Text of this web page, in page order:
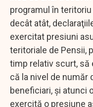
programul în
decât atât,
exercitat presiuni
teritoriale de Pensii,
timp relativ scurt,
că la nivel de număr
beneficiari, şi atunci
exercită o presiune